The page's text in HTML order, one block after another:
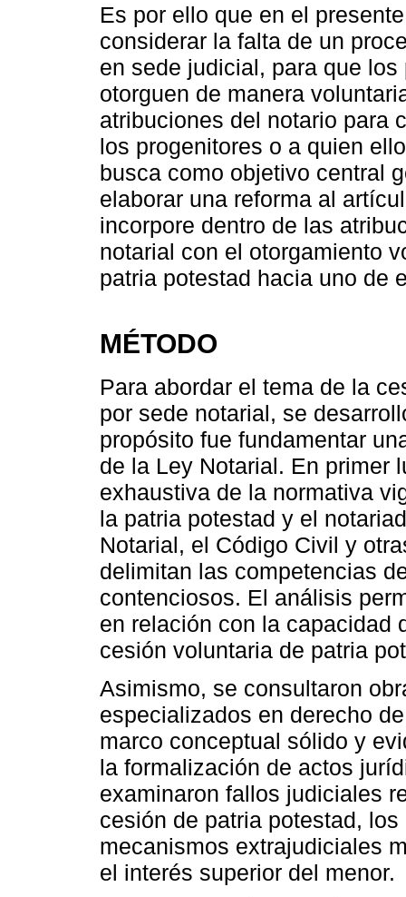
Es por ello que en el
considerar la falta de un
en sede judicial, para que
otorguen de manera
atribuciones del notario para
los progenitores o a quien
busca como objetivo central
elaborar una reforma al
incorpore dentro de las
notarial con el otorgamiento
patria potestad hacia uno de
MÉTODO
Para abordar el tema de la
por sede notarial, se
propósito fue fundamentar
de la Ley Notarial. En primer
exhaustiva de la normativa
la patria potestad y el
Notarial, el Código Civil y
delimitan las competencias
contenciosos. El análisis
en relación con la capacidad
cesión voluntaria de patria
Asimismo, se consultaron
especializados en derecho
marco conceptual sólido y
la formalización de actos
examinaron fallos judiciales
cesión de patria potestad,
mecanismos extrajudiciales
el interés superior del menor.